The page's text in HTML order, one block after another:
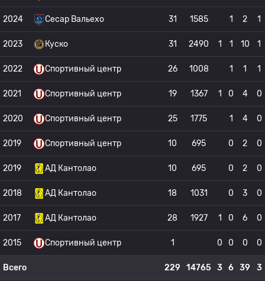
2024 Сесар Вальехо 31 1585 1 2 1
2023 Куско 31 2490 1 1 10 1
2022 Спортивный центр 26 1008 1 1 1
2021 Спортивный центр 19 1367 1 0 4 0
2020 Спортивный центр 25 1775 1 4 0
2019 Спортивный центр 10 695 0 2 0
2019 АД Кантолао 10 695 0 2 0
2018 АД Кантолао 18 1031 0 3 0
2017 АД Кантолао 28 1927 1 0 6 0
2015 Спортивный центр 1 0 0 0 0
Всего 229 14765 3 6 39 3